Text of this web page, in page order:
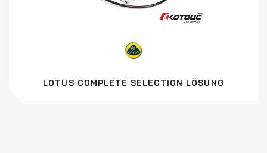
LOTUS COMPLETE SELECTION LÖSUNG